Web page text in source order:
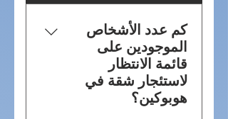
هوبوكين لأول مرة في بداية عام
2019. روجت المدينة لهذه
الفرصة من خلال الإعلانات في
الصحف وتوزيع المنشورات في
جميع أنحاء هوبوكين ومنطقة
الإسكان المحيطة للوصول إلى
أكبر عدد ممكن من الأفراد
كم عدد الأشخاص
الموجودين على
قائمة الانتظار
لاستئجار شقة في
هوبوكين؟